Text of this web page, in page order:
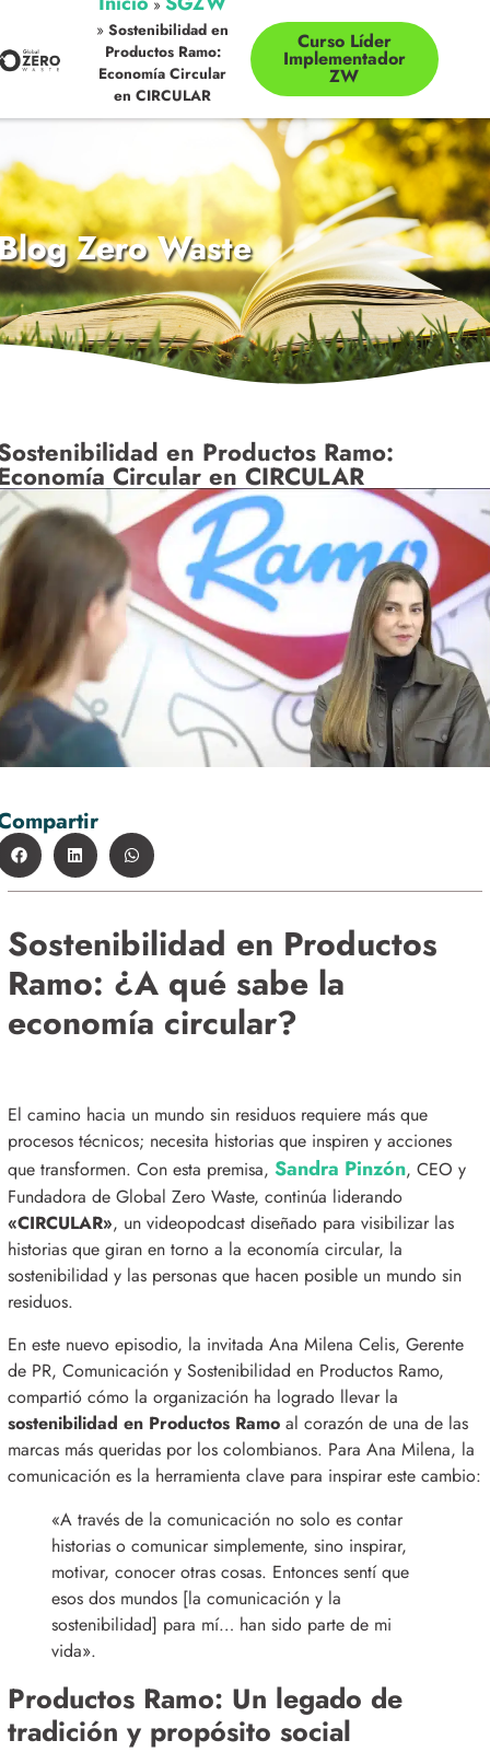
»Sostenibilidad en
Productos Ramo:
Economía Circular
en CIRCULAR
Curso Líder
Implementador
ZW
Zero Waste
en Productos Ramo:
Circular en CIRCULAR
Sostenibilidad en Productos
Ramo: ¿A qué sabe la
economía circular?
El camino hacia un mundo sin residuos requiere más que
procesos técnicos; necesita historias que inspiren y acciones
que transformen. Con esta premisa, Sandra Pinzón, CEO y
Fundadora de Global Zero Waste, continúa liderando
«CIRCULAR», un videopodcast diseñado para visibilizar las
historias que giran en torno a la economía circular, la
sostenibilidad y las personas que hacen posible un mundo sin
residuos.
En este nuevo episodio, la invitada Ana Milena Celis, Gerente
de PR, Comunicación y Sostenibilidad en Productos Ramo,
compartió cómo la organización ha logrado llevar la
sostenibilidad en Productos Ramo al corazón de una de las
marcas más queridas por los colombianos. Para Ana Milena, la
comunicación es la herramienta clave para inspirar este cambio:
«A través de la comunicación no solo es contar
historias o comunicar simplemente, sino inspirar,
motivar, conocer otras cosas. Entonces sentí que
esos dos mundos [la comunicación y la
sostenibilidad] para mí… han sido parte de mi
vida».
Productos Ramo: Un legado de
tradición y propósito social